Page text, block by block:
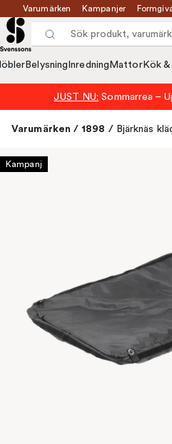
Varumärken Kampanjer
Belysning Inredning MattorKök &
JUST NU: Sommarrea –
Varumärken / 1898 / Bjärknäs
Kampanj